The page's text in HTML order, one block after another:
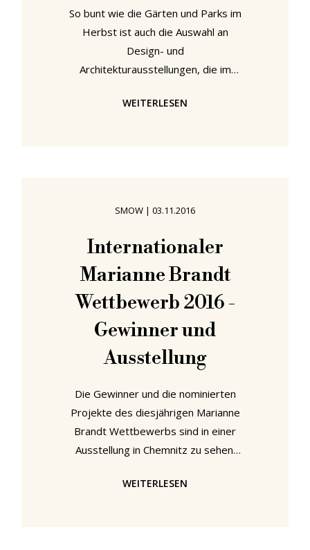
So bunt wie die Gärten und Parks im
Herbst ist auch die Auswahl an
Design- und
Architekturausstellungen, die im
Diesmal hätten wir mehrere Listen
Da wir im August nur vier
Empfehlungen hatten, versuchen wir
den sommerlichen Engpass zu
kompensieren und präsentieren
sechs - streng genommen sieben -
neue
WEITERLESEN
SMOW | 03.11.2016
Internationaler
Marianne Brandt
Wettbewerb 2016 -
Gewinner und
Ausstellung
Die Gewinner und die nominierten
Projekte des diesjährigen Marianne
Brandt Wettbewerbs sind in einer
Ausstellung in Chemnitz zu sehen.
Wettbewerb 2016 Ausstellung,
WEITERLESEN